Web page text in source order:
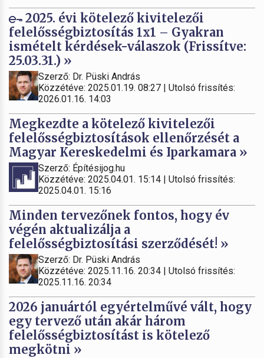
2025. évi kötelező kivitelezői
felelősségbiztosítás 1x1 – Gyakran
ismételt kérdések-válaszok (Frissítve:
25.03.31.) »
Szerző: Dr. Püski András
Közzétéve: 2025.01.19. 08:27 | Utolsó frissítés:
2026.01.16. 14:03
Megkezdte a kötelező kivitelezői
felelősségbiztosítások ellenőrzését a
Magyar Kereskedelmi és Iparkamara »
Szerző: Építésijog.hu
Közzétéve: 2025.04.01. 15:14 | Utolsó frissítés:
2025.04.01. 15:16
Minden tervezőnek fontos, hogy év
végén aktualizálja a
felelősségbiztosítási szerződését! »
Szerző: Dr. Püski András
Közzétéve: 2025.11.16. 20:34 | Utolsó frissítés:
2025.11.16. 20:34
2026 januártól egyértelművé vált, hogy
egy tervező után akár három
felelősségbiztosítást is kötelező
megkötni »